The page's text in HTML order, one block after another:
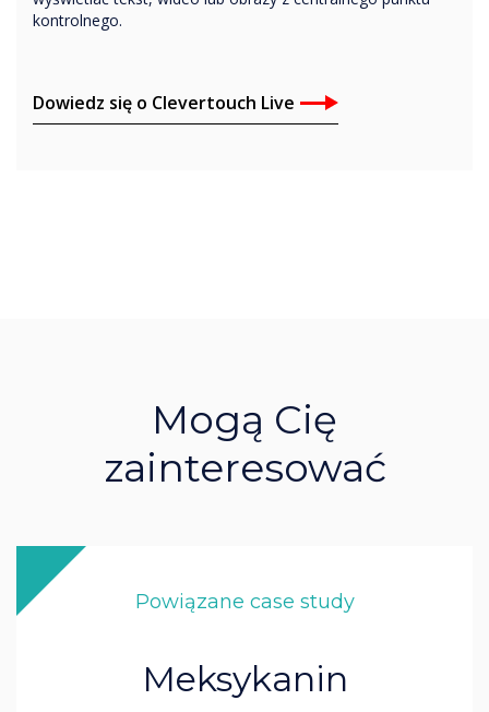
kontrolnego.
Dowiedz się o Clevertouch Live
Mogą Cię
zainteresować
Powiązane case study
Meksykanin